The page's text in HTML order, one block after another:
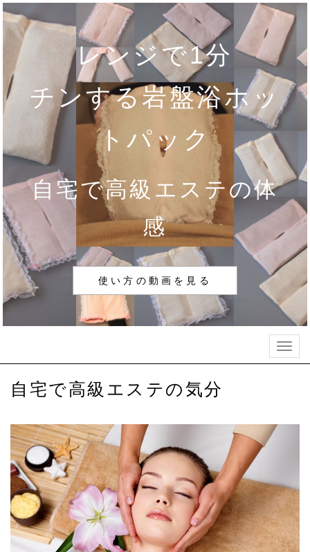
レンジで1分
チンする岩盤浴ホッ
トパック
自宅で高級エステの体
感
使い方の動画を見る
自宅で高級エステの気分